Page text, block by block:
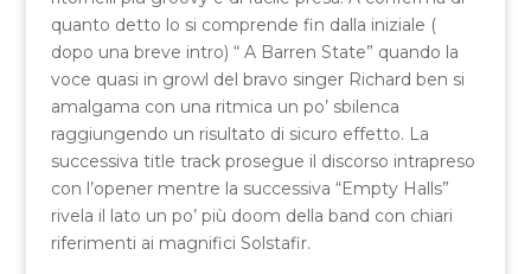
quanto detto lo si comprende fin dalla iniziale (
dopo una breve intro) “ A Barren State” quando la
voce quasi in growl del bravo singer Richard ben si
amalgama con una ritmica un po’ sbilenca
raggiungendo un risultato di sicuro effetto. La
successiva title track prosegue il discorso intrapreso
con l’opener mentre la successiva “Empty Halls”
rivela il lato un po’ più doom della band con chiari
riferimenti ai magnifici Solstafir.